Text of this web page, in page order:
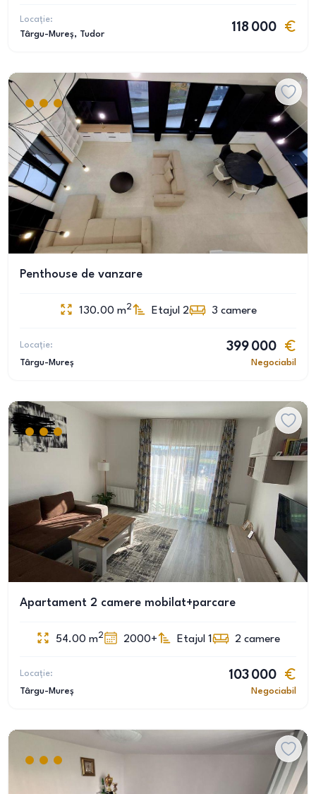
Locație:
Târgu-Mureș, Tudor
118 000
Penthouse de vanzare
130.00 m2 Etajul 2 3 camere
Locație:
Târgu-Mureș
399 000
Negociabil
Apartament 2 camere mobilat+parcare
54.00 m2 2000+ Etajul 1 2 camere
Locație:
Târgu-Mureș
103 000
Negociabil